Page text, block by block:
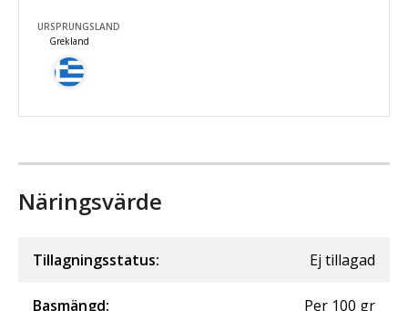
URSPRUNGSLAND
Grekland
Näringsvärde
Tillagningsstatus: Ej tillagad
Basmängd: Per 100 gr